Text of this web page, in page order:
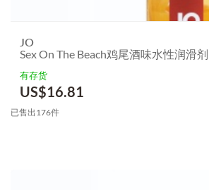
JO
Sex On The Beach鸡尾酒味水性润滑
有存货
US$16.81
已售出176件